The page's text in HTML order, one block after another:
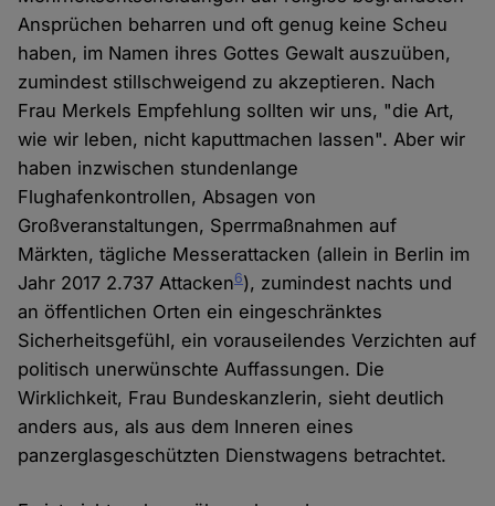
Ansprüchen beharren und oft genug keine Scheu
haben, im Namen ihres Gottes Gewalt auszuüben,
zumindest stillschweigend zu akzeptieren. Nach
Frau Merkels Empfehlung sollten wir uns, "die Art,
wie wir leben, nicht kaputtmachen lassen". Aber wir
haben inzwischen stundenlange
Flughafenkontrollen, Absagen von
Großveranstaltungen, Sperrmaßnahmen auf
Märkten, tägliche Messerattacken (allein in Berlin im
Jahr 2017 2.737 Attacken6), zumindest nachts und
an öffentlichen Orten ein eingeschränktes
Sicherheitsgefühl, ein vorauseilendes Verzichten auf
politisch unerwünschte Auffassungen. Die
Wirklichkeit, Frau Bundeskanzlerin, sieht deutlich
anders aus, als aus dem Inneren eines
panzerglasgeschützten Dienstwagens betrachtet.